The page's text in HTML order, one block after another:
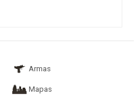
Armas
Mapas